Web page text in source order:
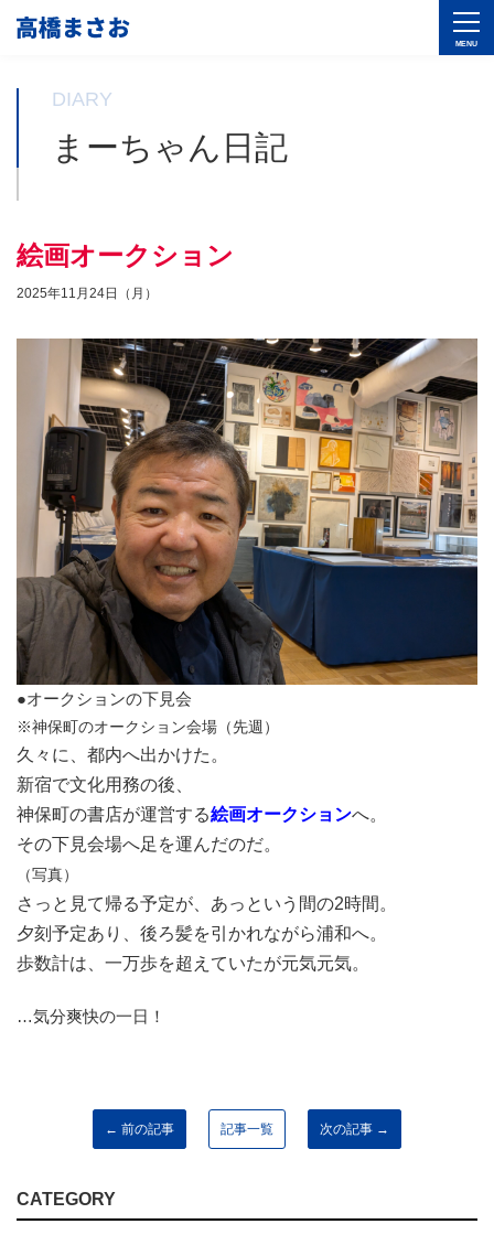
DIARY
まーちゃん日記
絵画オークション
2025年11月24日（月）
●オークションの下見会
※神保町のオークション会場（先週）
久々に、都内へ出かけた。
新宿で文化用務の後、
神保町の書店が運営する絵画オークションへ。
その下見会場へ足を運んだのだ。
（写真）
さっと見て帰る予定が、あっという間の2時間。
夕刻予定あり、後ろ髪を引かれながら浦和へ。
歩数計は、一万歩を超えていたが元気元気。
…気分爽快の一日！
← 前の記事 記事一覧 次の記事 →
CATEGORY